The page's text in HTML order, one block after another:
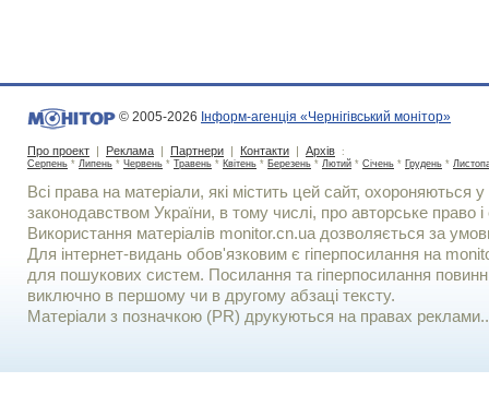
© 2005-2026 Інформ-агенція «Чернігівський монітор»
Про проект | Реклама | Партнери | Контакти | Архів :
Серпень * Липень * Червень * Травень * Квітень * Березень * Лютий * Січень * Грудень *
Всі права на матеріали, які містить цей сайт, охороняються у
законодавством України, в тому числі, про авторське право і
Використання матерiалiв monitor.cn.ua дозволяється за
Для iнтернет-видань обов'язковим є гiперпосилання на
для пошукових систем. Посилання та гіперпосилання
виключно в першому чи в другому абзаці тексту.
Матеріали з позначкою (PR) друкуються на правах реклами..